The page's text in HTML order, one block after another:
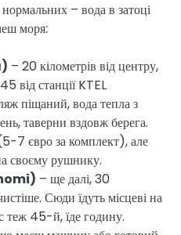
– вода в затоці
моря:
– 20 кілометрів від центру,
від станції KTEL
піщаний, вода тепла з
таверни вздовж берега.
7 євро за комплект), але
своєму рушнику.
– ще далі, 30
Сюди їдуть місцеві на
теж 45-й, їде годину.